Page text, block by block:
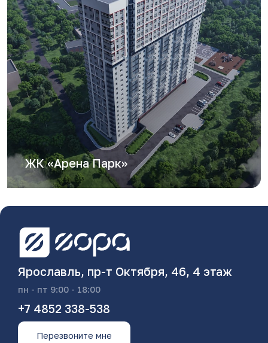
ЖК «Арена Парк»
Ярославль, пр-т Октября, 46, 4 этаж
пн - пт 9:00 - 18:00
+7 4852 338-538
Перезвоните мне